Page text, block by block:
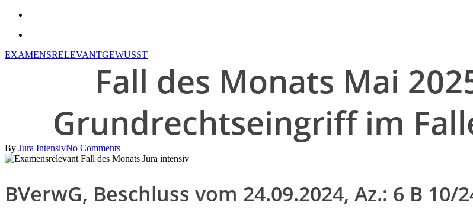
EXAMENSRELEVANTGEWUSST
Fall des Monats Mai
Grundrechtseingriff im
By Jura IntensivNo Comments
BVerwG, Beschluss vom 24.09.2024, Az.: 6 B 10/